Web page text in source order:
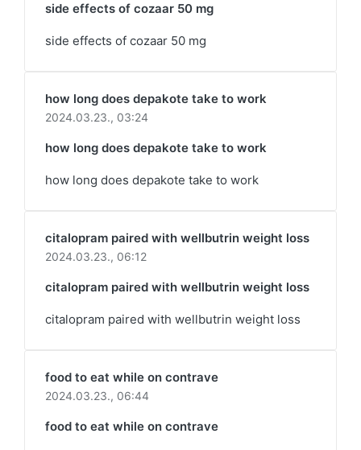
side effects of cozaar 50 mg
side effects of cozaar 50 mg
how long does depakote take to work
2024.03.23., 03:24
how long does depakote take to work
how long does depakote take to work
citalopram paired with wellbutrin weight loss
2024.03.23., 06:12
citalopram paired with wellbutrin weight loss
citalopram paired with wellbutrin weight loss
food to eat while on contrave
2024.03.23., 06:44
food to eat while on contrave